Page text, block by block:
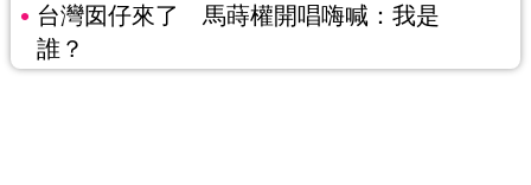
台灣囡仔來了 馬蒔權開唱嗨喊：我是
誰？